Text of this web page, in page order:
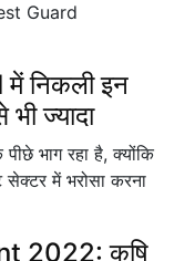
Guard
निकली इन
ज्यादा
भाग रहा है, क्योंकि
सेक्टर में भरोसा करना
2022: कृषि